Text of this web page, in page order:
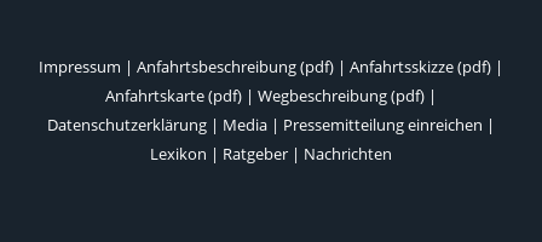
Impressum | Anfahrtsbeschreibung (pdf) | Anfahrtsskizze (pdf) |
Anfahrtskarte (pdf) | Wegbeschreibung (pdf) |
Datenschutzerklärung | Media | Pressemitteilung einreichen |
Lexikon | Ratgeber | Nachrichten